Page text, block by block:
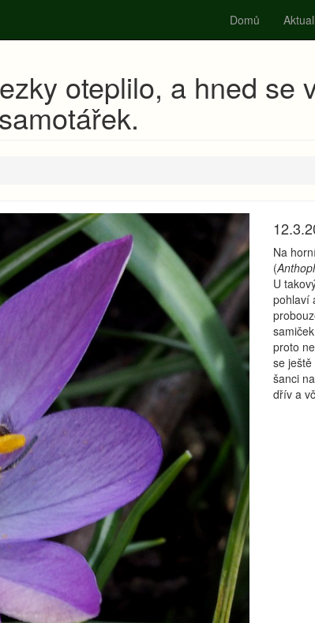
oteplilo, a hned se
Na
(
U
pohlaví
proto
se
šanci
dřív a
Domů